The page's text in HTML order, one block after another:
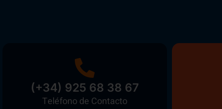
(+34) 925 68 38 67
Teléfono de Contacto